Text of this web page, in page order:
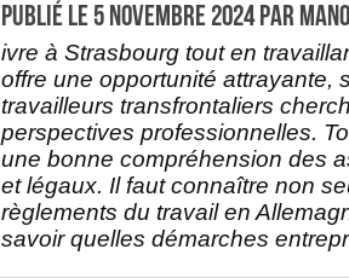
PUBLIÉ LE 5 NOVEMBRE 2024 PAR
ivre à Strasbourg tout en
offre une opportunité attrayante,
travailleurs transfrontaliers
perspectives professionnelles.
une bonne compréhension des
et légaux. Il faut connaître non
règlements du travail en
savoir quelles démarches